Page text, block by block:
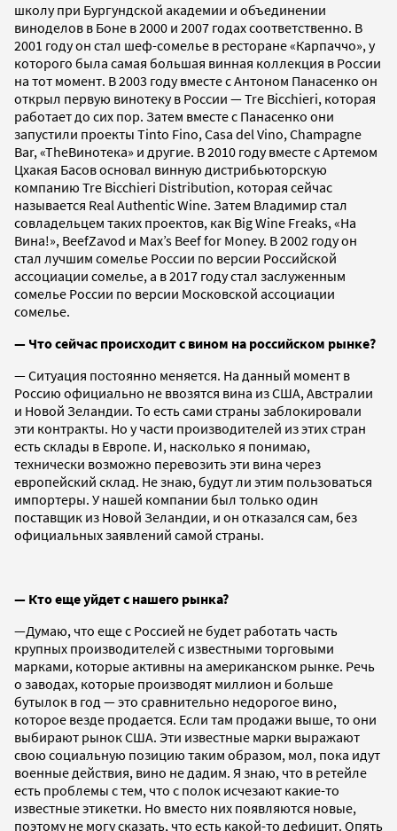
школу при Бургундской академии и объединении
виноделов в Боне в 2000 и 2007 годах соответственно. В
2001 году он стал шеф-сомелье в ресторане «Карпаччо», у
которого была самая большая винная коллекция в России
на тот момент. В 2003 году вместе с Антоном Панасенко он
открыл первую винотеку в России — Tre Bicchieri, которая
работает до сих пор. Затем вместе с Панасенко они
запустили проекты Tinto Fino, Casa del Vino, Champagne
Bar, «TheВинотека» и другие. В 2010 году вместе с Артемом
Цхакая Басов основал винную дистрибьюторскую
компанию Tre Bicchieri Distribution, которая сейчас
называется Real Authentic Wine. Затем Владимир стал
совладельцем таких проектов, как Big Wine Freaks, «На
Вина!», BeefZavod и Max’s Beef for Money. В 2002 году он
стал лучшим сомелье России по версии Российской
ассоциации сомелье, а в 2017 году стал заслуженным
сомелье России по версии Московской ассоциации
сомелье.
— Что сейчас происходит с вином на российском рынке?
— Ситуация постоянно меняется. На данный момент в
Россию официально не ввозятся вина из США, Австралии
и Новой Зеландии. То есть сами страны заблокировали
эти контракты. Но у части производителей из этих стран
есть склады в Европе. И, насколько я понимаю,
технически возможно перевозить эти вина через
европейский склад. Не знаю, будут ли этим пользоваться
импортеры. У нашей компании был только один
поставщик из Новой Зеландии, и он отказался сам, без
официальных заявлений самой страны.
— Кто еще уйдет с нашего рынка?
—Думаю, что еще с Россией не будет работать часть
крупных производителей с известными торговыми
марками, которые активны на американском рынке. Речь
о заводах, которые производят миллион и больше
бутылок в год — это сравнительно недорогое вино,
которое везде продается. Если там продажи выше, то они
выбирают рынок США. Эти известные марки выражают
свою социальную позицию таким образом, мол, пока идут
военные действия, вино не дадим. Я знаю, что в ретейле
есть проблемы с тем, что с полок исчезают какие-то
известные этикетки. Но вместо них появляются новые,
поэтому не могу сказать, что есть какой-то дефицит. Опять